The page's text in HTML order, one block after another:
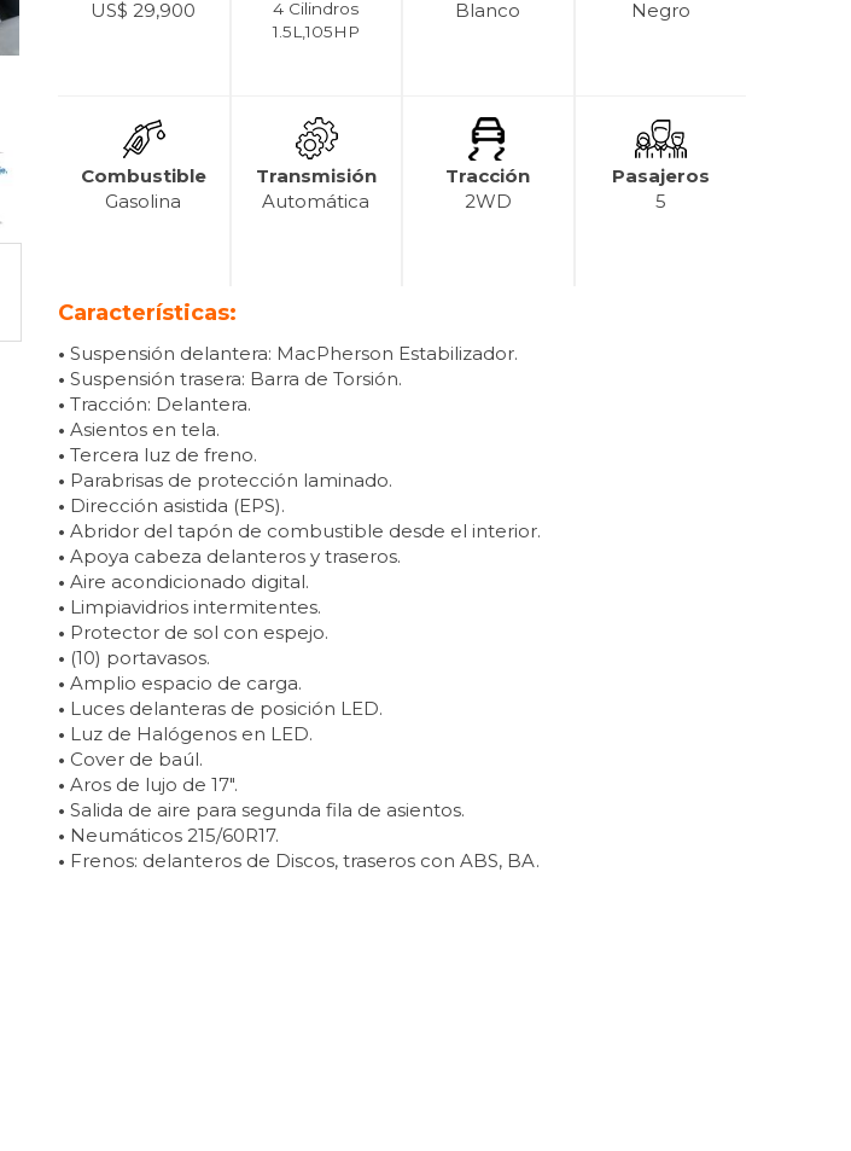
US$ 29,900
4 Cilindros
1.5L,105HP
Blanco
Negro
Combustible
Gasolina
Transmisión
Automática
Tracción
2WD
Pasajeros
5
Características:
• Suspensión delantera: MacPherson Estabilizador.
• Suspensión trasera: Barra de Torsión.
• Tracción: Delantera.
• Asientos en tela.
• Tercera luz de freno.
• Parabrisas de protección laminado.
• Dirección asistida (EPS).
• Abridor del tapón de combustible desde el interior.
• Apoya cabeza delanteros y traseros.
• Aire acondicionado digital.
• Limpiavidrios intermitentes.
• Protector de sol con espejo.
• (10) portavasos.
• Amplio espacio de carga.
• Luces delanteras de posición LED.
• Luz de Halógenos en LED.
• Cover de baúl.
• Aros de lujo de 17″.
• Salida de aire para segunda fila de asientos.
• Neumáticos 215/60R17.
• Frenos: delanteros de Discos, traseros con ABS, BA.